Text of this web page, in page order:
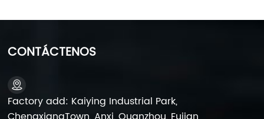
CONTÁCTENOS
Factory add: Kaiying Industrial Park,